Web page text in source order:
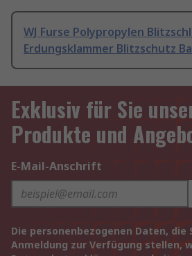
WJ Furse Polypropylen
Erdungsklammer Blitzschutz
Exklusiv für Sie
Produkte und
E-Mail-Anschrift
Die personenbezogenen Daten, die
Anmeldung zur Verfügung stellen,